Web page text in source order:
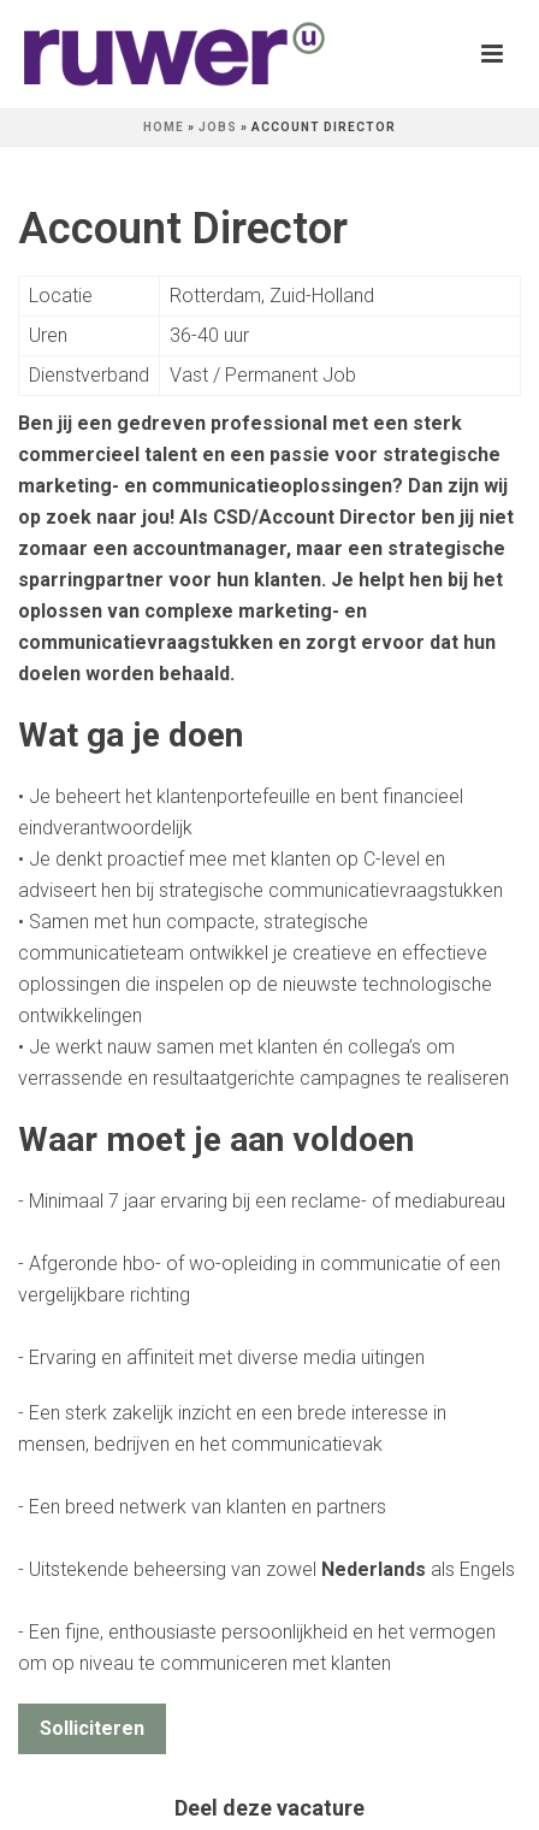
HOME » JOBS » ACCOUNT DIRECTOR
Account Director
Locatie
Rotterdam, Zuid-Holland
Uren
36-40 uur
Dienstverband
Vast / Permanent Job
Ben jij een gedreven professional met een sterk
commercieel talent en een passie voor strategische
marketing- en communicatieoplossingen? Dan zijn wij
op zoek naar jou! Als CSD/Account Director ben jij niet
zomaar een accountmanager, maar een strategische
sparringpartner voor hun klanten. Je helpt hen bij het
oplossen van complexe marketing- en
communicatievraagstukken en zorgt ervoor dat hun
doelen worden behaald.
Wat ga je doen
• Je beheert het klantenportefeuille en bent financieel
eindverantwoordelijk
• Je denkt proactief mee met klanten op C-level en
adviseert hen bij strategische communicatievraagstukken
• Samen met hun compacte, strategische
communicatieteam ontwikkel je creatieve en effectieve
oplossingen die inspelen op de nieuwste technologische
ontwikkelingen
• Je werkt nauw samen met klanten én collega’s om
verrassende en resultaatgerichte campagnes te realiseren
Waar moet je aan voldoen
- Minimaal 7 jaar ervaring bij een reclame- of mediabureau
- Afgeronde hbo- of wo-opleiding in communicatie of een
vergelijkbare richting
- Ervaring en affiniteit met diverse media uitingen
- Een sterk zakelijk inzicht en een brede interesse in
mensen, bedrijven en het communicatievak
- Een breed netwerk van klanten en partners
- Uitstekende beheersing van zowel Nederlands als Engels
- Een fijne, enthousiaste persoonlijkheid en het vermogen
om op niveau te communiceren met klanten
Solliciteren
Deel deze vacature